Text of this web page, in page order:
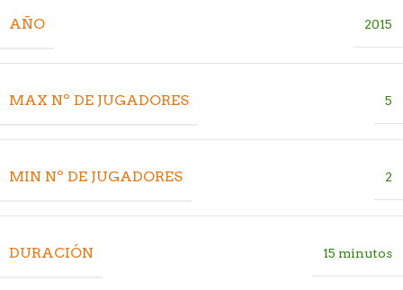
AÑO 2015
MAX Nº DE JUGADORES 5
MIN Nº DE JUGADORES 2
DURACIÓN 15 minutos